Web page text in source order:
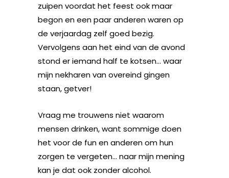
zuipen voordat het feest ook maar
begon en een paar anderen waren op
de verjaardag zelf goed bezig.
Vervolgens aan het eind van de avond
stond er iemand half te kotsen… waar
mijn nekharen van overeind gingen
staan, getver!
Vraag me trouwens niet waarom
mensen drinken, want sommige doen
het voor de fun en anderen om hun
zorgen te vergeten… naar mijn mening
kan je dat ook zonder alcohol.